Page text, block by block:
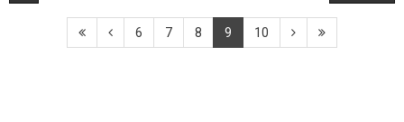
6 7 8 9 10